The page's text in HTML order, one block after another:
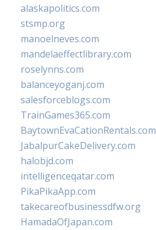
alaskapolitics.com
stsmp.org
manoelneves.com
mandelaeffectlibrary.com
roselynns.com
balanceyoganj.com
salesforceblogs.com
TrainGames365.com
BaytownEvaCationRentals.com
JabalpurCakeDelivery.com
halobjd.com
intelligenceqatar.com
PikaPikaApp.com
takecareofbusinessdfw.org
HamadaOfJapan.com